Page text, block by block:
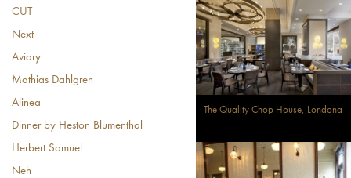
CUT
Next
Aviary
Mathias Dahlgren
Alinea
Dinner by Heston Blumenthal
Herbert Samuel
Neh
The Quality Chop House, Londona